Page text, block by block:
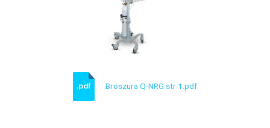
Broszura Q-NRG str 1.pdf